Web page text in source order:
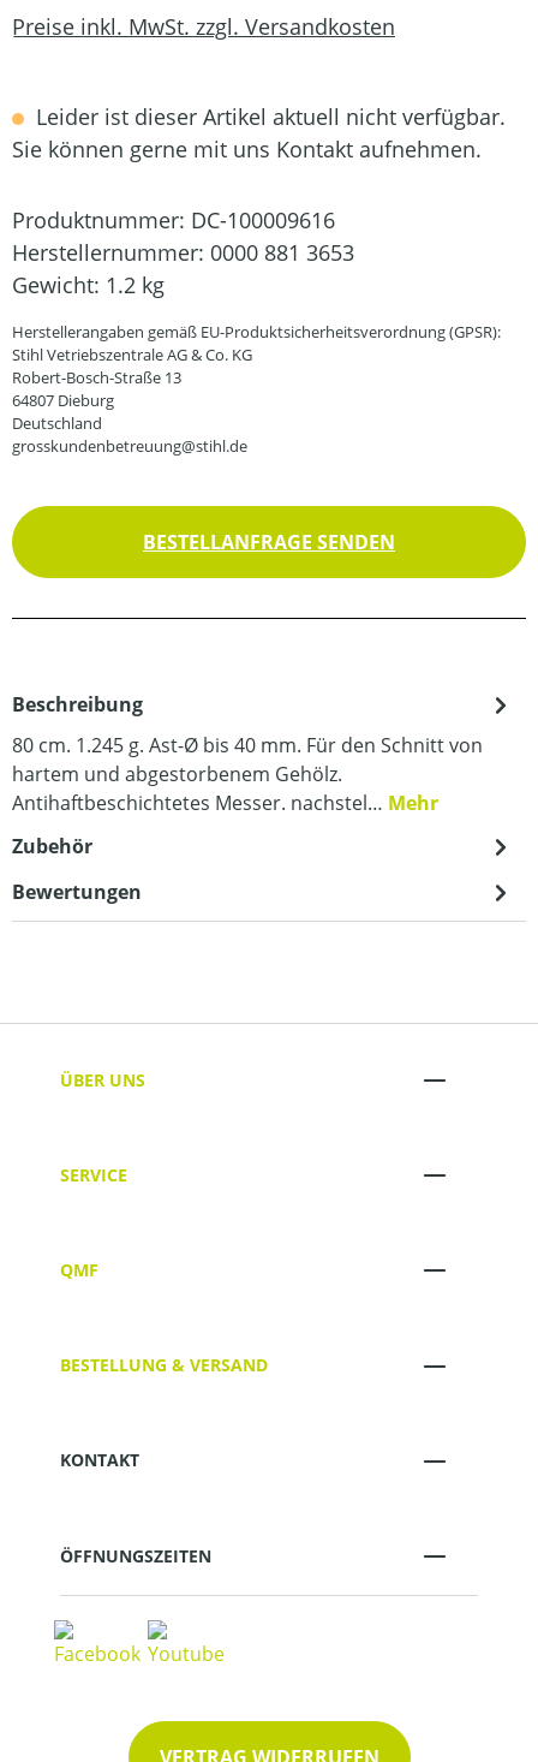
Preise inkl. MwSt. zzgl. Versandkosten
Leider ist dieser Artikel aktuell nicht verfügbar.
Sie können gerne mit uns Kontakt aufnehmen.
Produktnummer: DC-100009616
Herstellernummer: 0000 881 3653
Gewicht: 1.2 kg
Herstellerangaben gemäß EU-Produktsicherheitsverordnung (GPSR):
Stihl Vetriebszentrale AG & Co. KG
Robert-Bosch-Straße 13
64807 Dieburg
Deutschland
grosskundenbetreuung@stihl.de
BESTELLANFRAGE SENDEN
Beschreibung
80 cm. 1.245 g. Ast-Ø bis 40 mm. Für den Schnitt von
hartem und abgestorbenem Gehölz.
Antihaftbeschichtetes Messer. nachstel… Mehr
Zubehör
Bewertungen
ÜBER UNS
SERVICE
QMF
BESTELLUNG & VERSAND
KONTAKT
ÖFFNUNGSZEITEN